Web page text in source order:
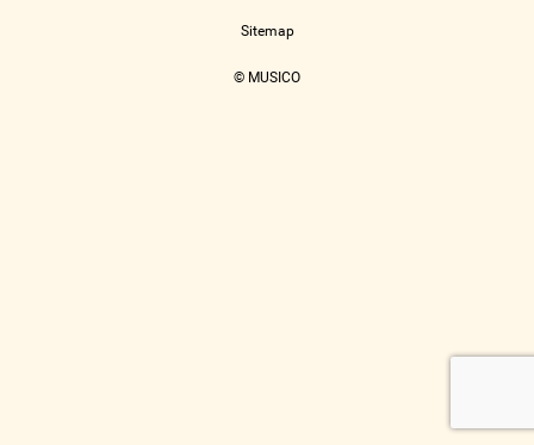
Sitemap
© MUSICO